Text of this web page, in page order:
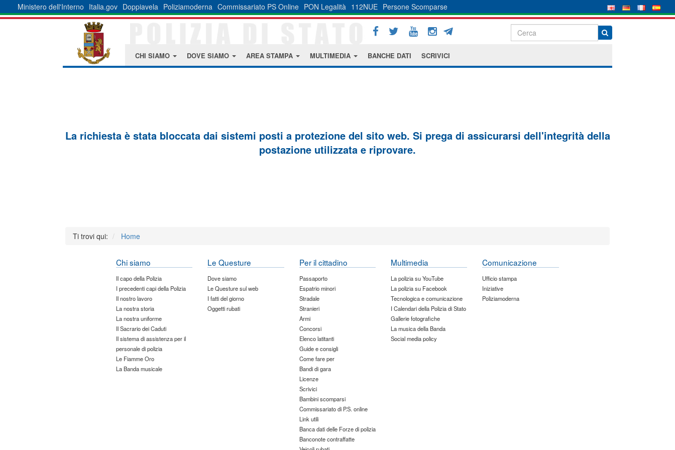
Ministero dell'Interno Italia.gov Doppiavela Poliziamoderna Commissariato PS Online PON Legalità 112NUE Persone Scomparse
CHI SIAMO DOVE SIAMO AREA STAMPA MULTIMEDIA BANCHE DATI SCRIVICI
La richiesta è stata bloccata dai sistemi posti a protezione del sito web. Si prega di assicurarsi dell'integrità della
postazione utilizzata e riprovare.
Ti trovi qui: Home
Chi siamo
Il capo della Polizia
I precedenti capi della Polizia
Il nostro lavoro
La nostra storia
La nostra uniforme
Il Sacrario dei Caduti
Il sistema di assistenza per il
personale di polizia
Le Fiamme Oro
La Banda musicale
Le Questure
Dove siamo
Le Questure sul web
I fatti del giorno
Oggetti rubati
Per il cittadino
Passaporto
Espatrio minori
Stradale
Stranieri
Armi
Concorsi
Elenco latitanti
Guide e consigli
Come fare per
Bandi di gara
Licenze
Scrivici
Bambini scomparsi
Commissariato di P.S. online
Link utili
Banca dati delle Forze di polizia
Banconote contraffatte
Multimedia
La polizia su YouTube
La polizia su Facebook
Tecnologica e comunicazione
I Calendari della Polizia di Stato
Gallerie fotografiche
La musica della Banda
Social media policy
Comunicazione
Ufficio stampa
Iniziative
Poliziamoderna